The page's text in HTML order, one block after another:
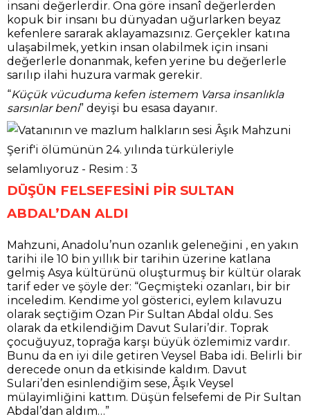
insani değerlerdir. Ona göre insanî değerlerden
kopuk bir insanı bu dünyadan uğurlarken beyaz
kefenlere sararak aklayamazsınız. Gerçekler katına
ulaşabilmek, yetkin insan olabilmek için insani
değerlerle donanmak, kefen yerine bu değerlerle
sarılıp ilahi huzura varmak gerekir.
“Küçük vücuduma kefen istemem Varsa insanlıkla
sarsınlar beni” deyişi bu esasa dayanır.
DÜŞÜN FELSEFESİNİ PİR SULTAN
ABDAL’DAN ALDI
Mahzuni, Anadolu’nun ozanlık geleneğini , en yakın
tarihi ile 10 bin yıllık bir tarihin üzerine katlana
gelmiş Asya kültürünü oluşturmuş bir kültür olarak
tarif eder ve şöyle der: “Geçmişteki ozanları, bir bir
inceledim. Kendime yol gösterici, eylem kılavuzu
olarak seçtiğim Ozan Pir Sultan Abdal oldu. Ses
olarak da etkilendiğim Davut Sulari’dir. Toprak
çocuğuyuz, toprağa karşı büyük özlemimiz vardır.
Bunu da en iyi dile getiren Veysel Baba idi. Belirli bir
derecede onun da etkisinde kaldım. Davut
Sulari’den esinlendiğim sese, Âşık Veysel
mülayimliğini kattım. Düşün felsefemi de Pir Sultan
Abdal’dan aldım…”